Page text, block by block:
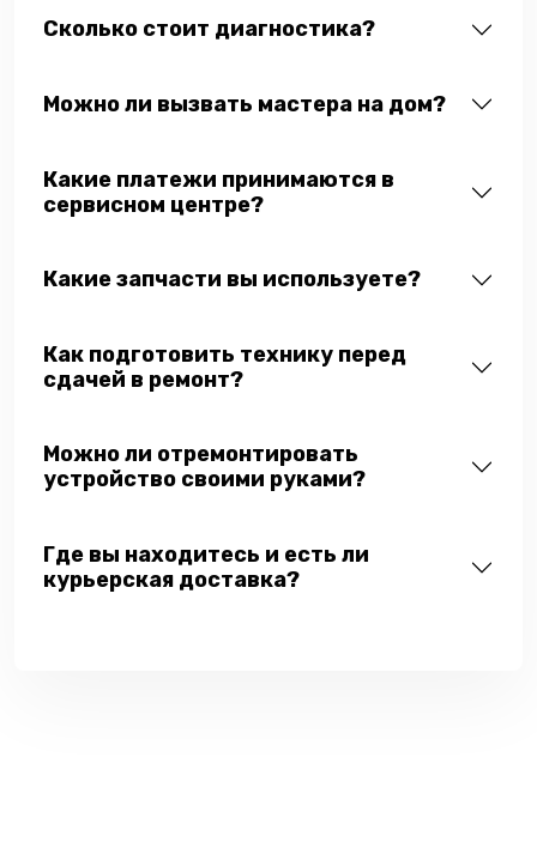
Сколько стоит диагностика?
Можно ли вызвать мастера на дом?
Какие платежи принимаются в
сервисном центре?
Какие запчасти вы используете?
Как подготовить технику перед
сдачей в ремонт?
Можно ли отремонтировать
устройство своими руками?
Где вы находитесь и есть ли
курьерская доставка?